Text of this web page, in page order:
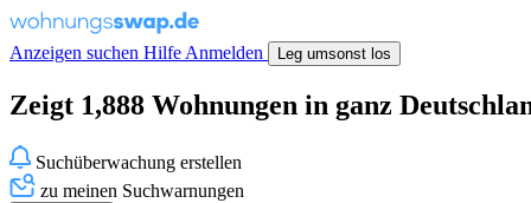
Anzeigen suchen Hilfe Anmelden Leg umsonst los
Zeigt 1,888 Wohnungen in ganz
Suchüberwachung erstellen
zu meinen Suchwarnungen